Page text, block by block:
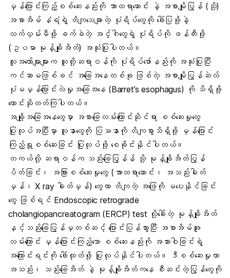
မှန်ပြောင်းကြည့်စစ်ဆေးနည်းကို အာထရာဆောင်း နဲ့ အစာမျိုပြွန် (သို့)
အစာအိမ် နံရံရဲ့ တိကျသေချာတဲ့ ပုံရိပ်တွေကို ဖေါ်ပြဖို့နဲ့
လက်လှမ်းမီဖို့ ခက်ခဲတဲ့ အင်္ဂါတွေရဲ့ ပုံရိပ်ကို ဖန်တီးဖို့
(ဥပမာ မုန့်ချိုအိတ်) အသုံးပြုပါတယ်။
လူအတော်များများက သူတို့ဆရာဝန်ကို ပုံရိပ်ဖော်နည်းကို အသုံးပြုပြီး
ကင်ဆာမဖြစ်ခင် အခြေအနေတစ်ခု ဖြစ်တဲ့ အစာမျိုပြွန်ဆဲလ်
ပုံမမှန်ပြောင်းလဲမှုအခြေအနေ (Barret’s esophagus) ကို သိရှိဖို့
တောင်းဆိုတတ်ကြပါတယ်။
အချို့အခြေအနေတွေမှာ အစာခြေလမ်းကြောင်းဆိုင်ရာ စစ်ဆေးမှုတွေ
ပြုလုပ်အပြီးမှာ လူနာတွေကို ပြဿနာကို တိကျစွာသိရှိဖို့ မှန်ပြောင်း
ကြည့်ရှုစစ်ဆေးခြင်း ပြုလုပ်ဖို့ စေခိုင်းနိုင်ပါတယ်။
တကယ်လို့ ဆရာဝန်က သည်းခြေပြွန်န် သို့ မုန့်ချိုအိတ်ပြွန်
ပိတ်ခြင်း၊ အခြားစစ်ဆေးမှုတွေ (အာထရာဆောင်း၊ အသည်းဓါတ်
မှန်၊ X ray ဓါတ်မှန်) တွေဟာ တိကျတဲ့ အဖြေကို မပေးနိုင်ခြင်း
တွေ ဖြစ်ရင် Endoscopic retrograde
cholangiopancreatogram (ERCP) test လို့ခေါ်တဲ့ မုန့်ချိုအိတ်
နှင့်သည်းခြေပြွန်မှတစ်ဆင့် ပြောင်းပြန်သွားပြီး အစာအိမ်အူ
လမ်းကြောင်း မှန်ပြောင်းကြည့်သော စစ်ဆေးနည်းကို အသားဝါခြင်းရဲ့
အကြောင်းရင်းကို ဖေါ်ထုတ်ဖို့ ပြုလုပ်နိုင်ပါတယ်။ ဒီစစ်ဆေးမှုဟာ
အသည်း၊ သည်းခြေအိတ် နဲ့ မုန့်ချိုအိတ်ကနေ စီးဆင်းတဲ့ပြွန်တွေကို